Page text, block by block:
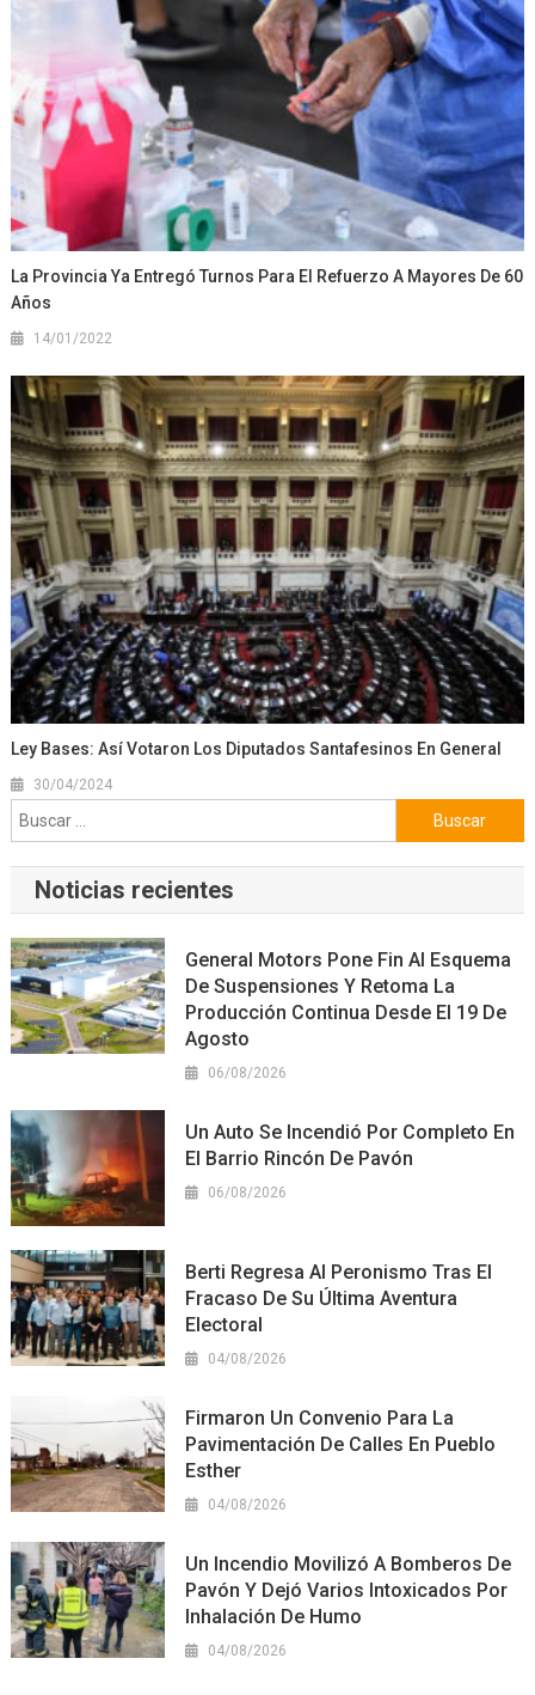
La Provincia Ya Entregó Turnos Para El Refuerzo A Mayores De 60
Años
14/01/2022
Ley Bases: Así Votaron Los Diputados Santafesinos En General
30/04/2024
Buscar:
Noticias recientes
General Motors Pone Fin Al Esquema
De Suspensiones Y Retoma La
Producción Continua Desde El 19 De
Agosto
06/08/2026
Un Auto Se Incendió Por Completo En
El Barrio Rincón De Pavón
06/08/2026
Berti Regresa Al Peronismo Tras El
Fracaso De Su Última Aventura
Electoral
04/08/2026
Firmaron Un Convenio Para La
Pavimentación De Calles En Pueblo
Esther
04/08/2026
Un Incendio Movilizó A Bomberos De
Pavón Y Dejó Varios Intoxicados Por
Inhalación De Humo
04/08/2026